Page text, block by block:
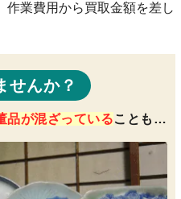
作業費用から買取金額を差し
せんか？
品が混ざっていることも…